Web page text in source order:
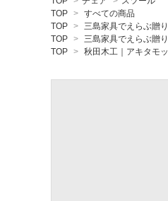
デスク
ミラー
薫玉堂
神藤タオル
TOP > すべての商品
TOP > 三島家具でえらぶ贈
TOP > 三島家具でえらぶ贈
TOP > 秋田木工｜アキタモ